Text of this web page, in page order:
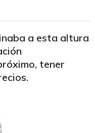
a esta altura
tener